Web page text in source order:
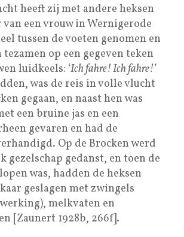
heeft zij met andere heksen
een vrouw in Wernigerode
tussen de voeten genomen en
op een gegeven teken
luidkeels: ‘Ich fahre! Ich fahre!’
was de reis in volle vlucht
gegaan, en naast hen was
een bruine jas en een
gevaren en had de
Op de Brocken werd
gezelschap gedanst, en toen de
was, hadden de heksen
geslagen met zwingels
melkvaten en
[Zaunert 1928b, 266f].